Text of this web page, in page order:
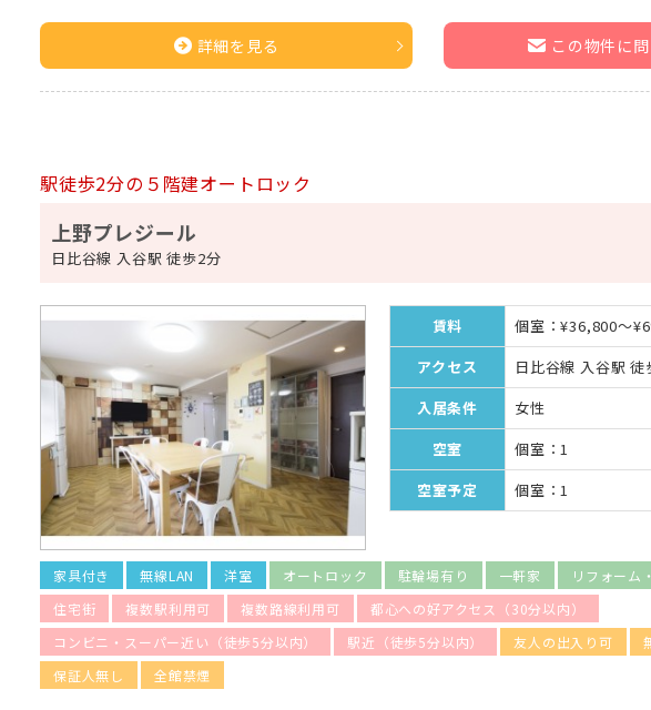
詳細を見る この物件に
駅徒歩2分の５階建オートロック
上野プレジール
日比谷線 入谷駅 徒歩2分
賃料
個室：¥36,800～
アクセス
日比谷線 入谷駅 徒
入居条件
女性
空室
個室：1
空室予定
個室：1
家具付き 無線LAN 洋室 オートロック 駐輪場有り 一軒家
リフォーム
住宅街
複数駅利用可 複数路線利用可
都心への好アクセス（30分以内）
コンビニ・スーパー近い（徒歩5分以内）
駅近（徒歩5分以内） 友人の出入り可
保証人無し
全館禁煙